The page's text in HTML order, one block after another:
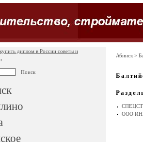
диплом в России советы и
Абинск >
ООО